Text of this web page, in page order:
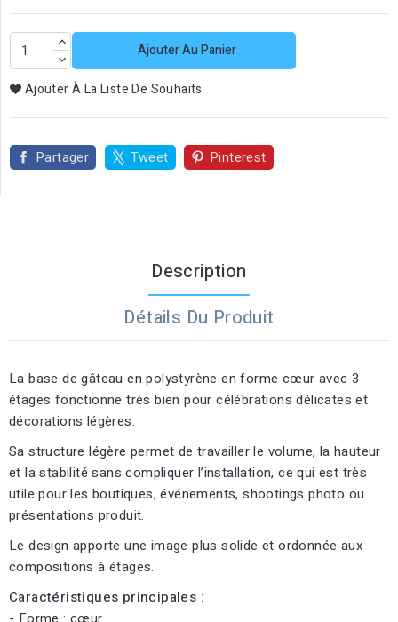
Ajouter Au Panier
Ajouter À La Liste De Souhaits
Partager Tweet Pinterest
Description
Détails Du Produit
La base de gâteau en polystyrène en forme cœur avec 3
étages fonctionne très bien pour célébrations délicates et
décorations légères.
Sa structure légère permet de travailler le volume, la hauteur
et la stabilité sans compliquer l’installation, ce qui est très
utile pour les boutiques, événements, shootings photo ou
présentations produit.
Le design apporte une image plus solide et ordonnée aux
compositions à étages.
Caractéristiques principales :